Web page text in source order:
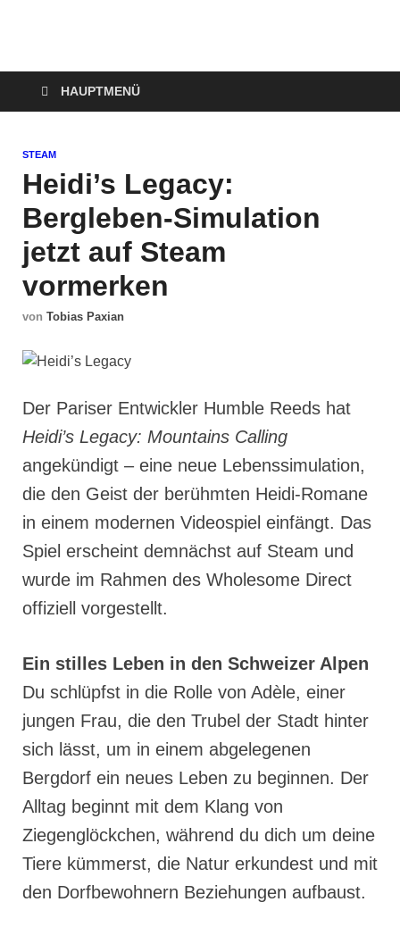
Technoloki: Gaming
und Entertainment
News
Blockbuster, Indie-Perlen und Retro-Klassiker.
HAUPTMENÜ
STEAM
Heidi’s Legacy:
Bergleben-Simulation
jetzt auf Steam
vormerken
von Tobias Paxian
Der Pariser Entwickler Humble Reeds hat
Heidi’s Legacy: Mountains Calling
angekündigt – eine neue Lebenssimulation,
die den Geist der berühmten Heidi-Romane
in einem modernen Videospiel einfängt. Das
Spiel erscheint demnächst auf Steam und
wurde im Rahmen des Wholesome Direct
offiziell vorgestellt.
Ein stilles Leben in den Schweizer Alpen
Du schlüpfst in die Rolle von Adèle, einer
jungen Frau, die den Trubel der Stadt hinter
sich lässt, um in einem abgelegenen
Bergdorf ein neues Leben zu beginnen. Der
Alltag beginnt mit dem Klang von
Ziegenglöckchen, während du dich um deine
Tiere kümmerst, die Natur erkundest und mit
den Dorfbewohnern Beziehungen aufbaust.